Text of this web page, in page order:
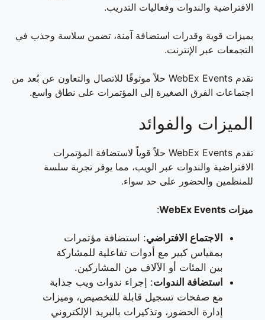
الافتراضية والندوات وفعاليات التدريب.
بميزات قوية وقدرات استضافة آمنة، تضمن سلاسة وجذب في
التجمعات عبر الإنترنت.
تقدم WebEx Events حلاً موثوقًا للاتصال والتعاون عن بُعد من
اجتماعات الفرق الصغيرة إلى المؤتمرات على نطاق واسع.
الميزات والفوائد
تقدم WebEx Events حلاً قوياً لاستضافة المؤتمرات
الافتراضية والندوات عبر الويب، مما يوفر تجربة سلسة
للمنظمين والحضور على حد سواء.
ميزات WebEx Events :
الاجتماع الافتراضي: استضافة مؤتمرات
بمقياس كبير مع أدوات تفاعلية للمشاركة
بين المئات أو الآلاف من المشاركين.
استضافة الندوات: إجراء ندوات ويب جذابة
مع صفحات تسجيل قابلة للتخصيص، وميزات
إدارة الحضور، وتذكيرات بالبريد الإلكتروني